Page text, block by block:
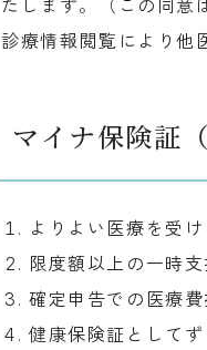
たします。（この同意
診療情報閲覧により他
マイナ保険証
よりよい医療を受
限度額以上の一時
確定申告での医療費
健康保険証としてず